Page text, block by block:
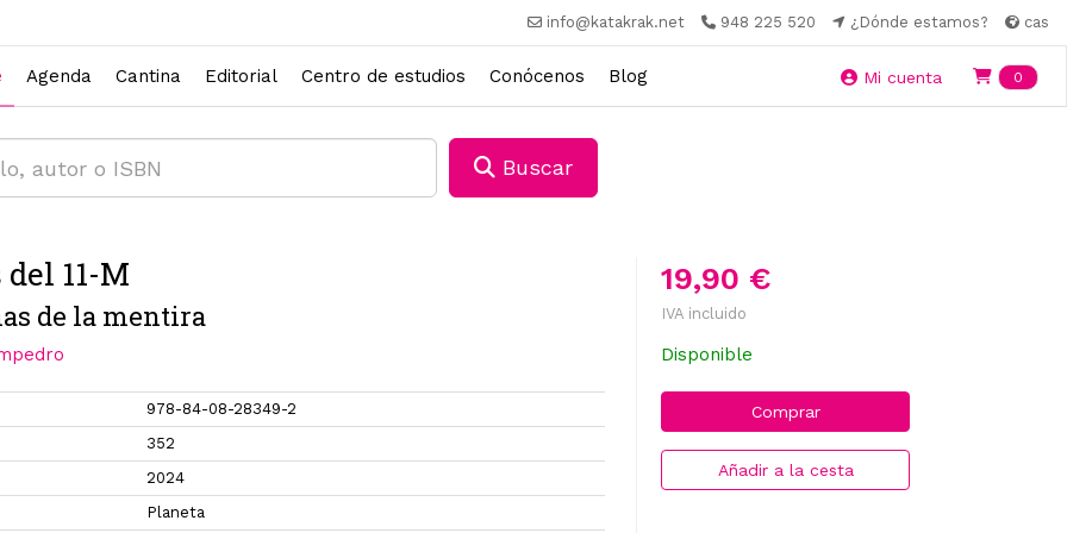
info@katakrak.net 948 225 520 ¿Dónde estamos? cas
Agenda Cantina Editorial Centro de estudios Conócenos Blog Mi cuenta 0
Buscar
19,90 €
IVA incluido
Disponible
Comprar
Añadir a la cesta
del 11-M
de la mentira
978-84-08-28349-2
352
2024
Planeta